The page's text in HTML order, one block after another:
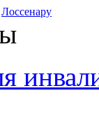
Лоссенару